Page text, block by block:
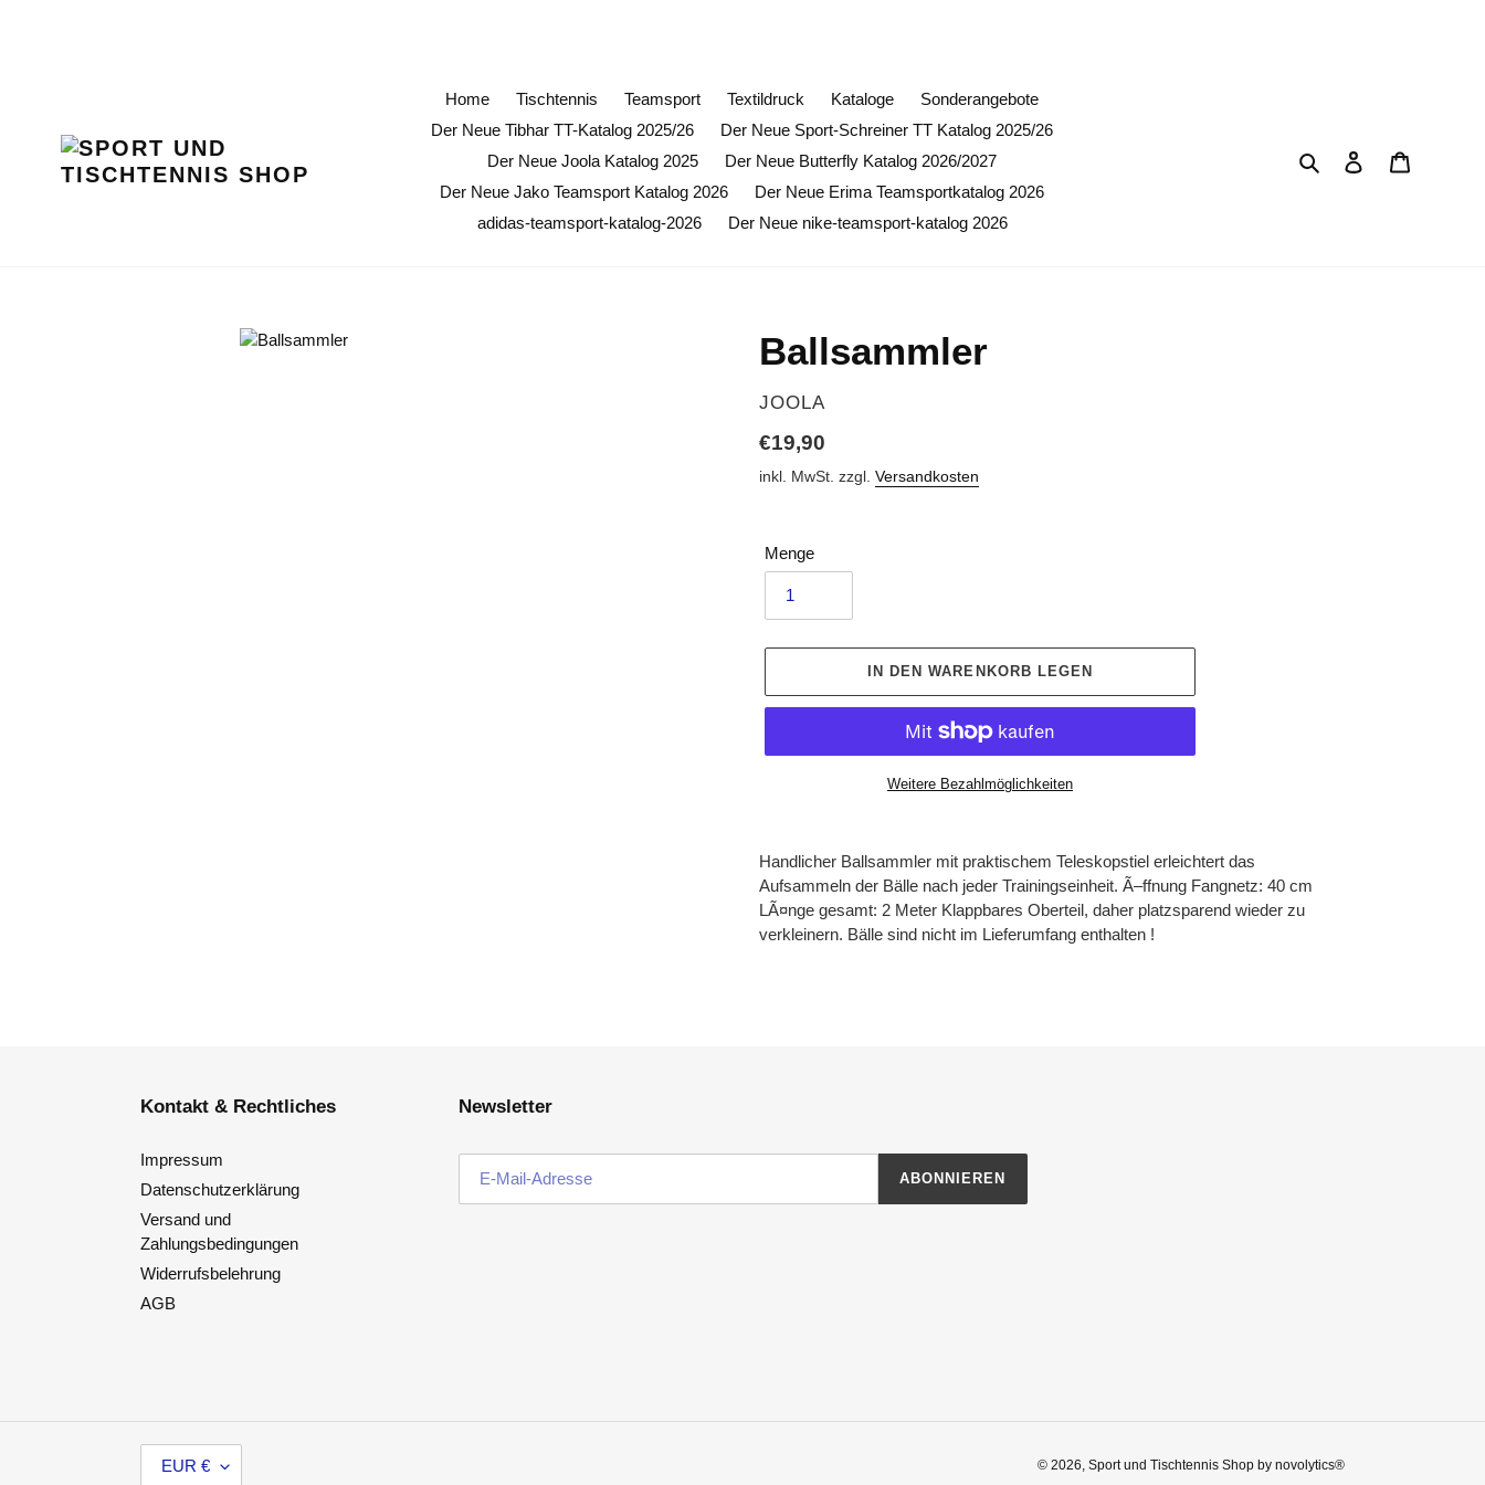
Home Tischtennis Teamsport Textildruck Kataloge
Sonderangebote
Der Neue Tibhar TT-Katalog 2025/26
Der Neue Sport-Schreiner TT Katalog 2025/26
Der Neue Joola Katalog 2025
Der Neue Butterfly Katalog 2026/2027
Der Neue Jako Teamsport Katalog 2026
Der Neue Erima Teamsportkatalog 2026
adidas-teamsport-katalog-2026
Der Neue nike-teamsport-katalog 2026
Suchen Einloggen
Ballsammler
VERKÄUFER
JOOLA
Normaler
Preis
€19,90
inkl. MwSt. zzgl. Versandkosten
Menge
IN DEN WARENKORB LEGEN
Weitere Bezahlmöglichkeiten
wird
zum
Warenkorb
hinzugefügt
Handlicher Ballsammler mit praktischem Teleskopstiel erleichtert das
Aufsammeln der Bälle nach jeder Trainingseinheit. Ã–ffnung Fangnetz: 40 cm
LÃ¤nge gesamt: 2 Meter Klappbares Oberteil, daher platzsparend wieder zu
verkleinern. Bälle sind nicht im Lieferumfang enthalten !
Kontakt & Rechtliches
Impressum
Datenschutzerklärung
Versand und
Zahlungsbedingungen
Widerrufsbelehrung
AGB
Newsletter
ABONNIEREN
EUR € © 2026, Sport und Tischtennis Shop by novolytics®️